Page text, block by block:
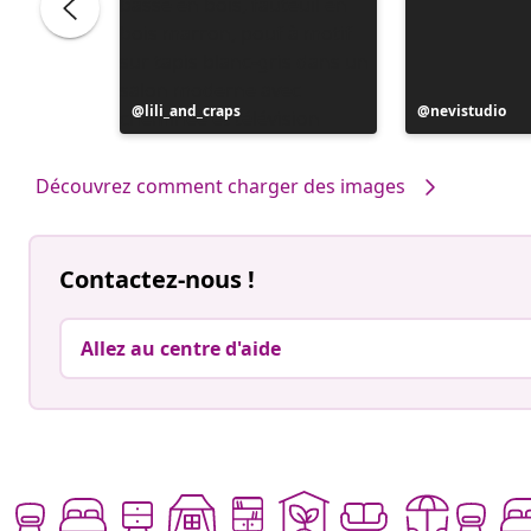
Publication
publiée
lili_and_craps
Publication
publiée
nevistudio
Découvrez comment charger des images
Contactez-nous !
Allez au centre d'aide